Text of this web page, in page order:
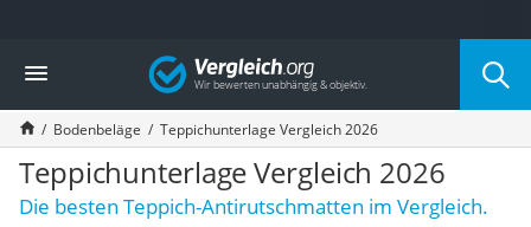
Die beliebtesten Vergleiche nach Kategorie
Baumarkt
Tresor feuerfest
Makita-Akku-Rasenmäher
Kappsäge
Smartes Türschloss
Akku-Rasentrimmer
Vergleich
Bodenbeläge Teppichunterlage Vergleich 2026
Teppichunterlage Vergleich 2026
Die besten Teppich-Antirutschmatten im Vergleich.